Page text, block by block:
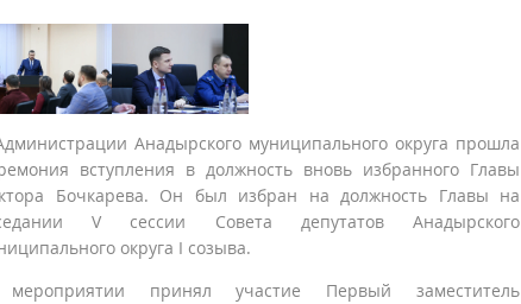
Анадырского муниципального округа прошла
вступления в должность вновь избранного Главы
Бочкарева. Он был избран на должность Главы на
V сессии Совета депутатов Анадырского
округа I созыва.
принял участие Первый заместитель